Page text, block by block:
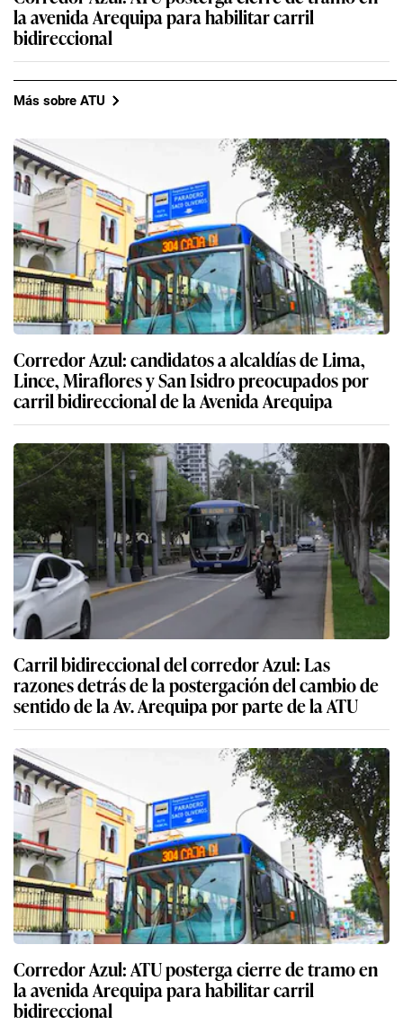
la avenida Arequipa para habilitar carril
bidireccional
Más sobre ATU
Corredor Azul: candidatos a alcaldías de Lima,
Lince, Miraflores y San Isidro preocupados por
carril bidireccional de la Avenida Arequipa
Carril bidireccional del corredor Azul: Las
razones detrás de la postergación del cambio de
sentido de la Av. Arequipa por parte de la ATU
Corredor Azul: ATU posterga cierre de tramo en
la avenida Arequipa para habilitar carril
bidireccional